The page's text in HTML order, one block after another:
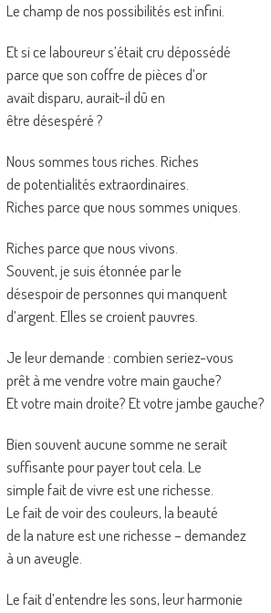
Le champ de nos possibilités est infini.
Et si ce laboureur s’était cru dépossédé
parce que son coffre de pièces d’or
avait disparu, aurait-il dû en
être désespéré ?
Nous sommes tous riches. Riches
de potentialités extraordinaires.
Riches parce que nous sommes uniques.
Riches parce que nous vivons.
Souvent, je suis étonnée par le
désespoir de personnes qui manquent
d’argent. Elles se croient pauvres.
Je leur demande : combien seriez-vous
prêt à me vendre votre main gauche?
Et votre main droite? Et votre jambe gauche?
Bien souvent aucune somme ne serait
suffisante pour payer tout cela. Le
simple fait de vivre est une richesse.
Le fait de voir des couleurs, la beauté
de la nature est une richesse – demandez
à un aveugle.
Le fait d’entendre les sons, leur harmonie